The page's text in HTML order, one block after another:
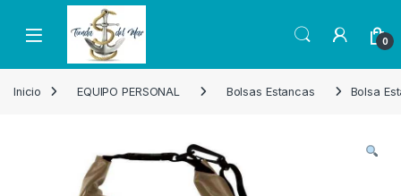
Skip to navigation
Skip to content
Open 0
Inicio EQUIPO PERSONAL Bolsas Estancas Bolsa